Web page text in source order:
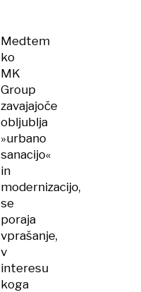
Medtem
ko
MK
Group
zavajajoče
obljublja
»urbano
sanacijo«
in
modernizacijo,
se
poraja
vprašanje,
v
interesu
koga